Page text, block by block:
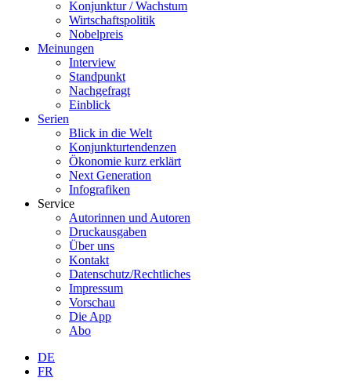
Konjunktur / Wachstum
Wirtschaftspolitik
Nobelpreis
Meinungen
Interview
Standpunkt
Nachgefragt
Einblick
Serien
Blick in die Welt
Konjunkturtendenzen
Ökonomie kurz erklärt
Next Generation
Infografiken
Service
Autorinnen und Autoren
Druckausgaben
Über uns
Kontakt
Datenschutz/Rechtliches
Impressum
Vorschau
Die App
Abo
DE
FR